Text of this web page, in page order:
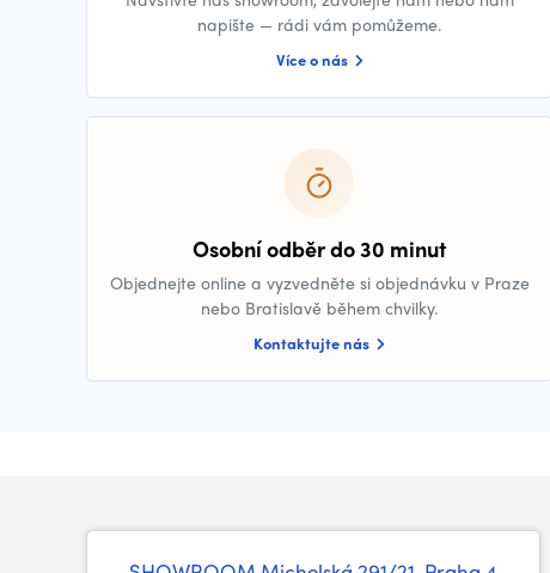
napište — rádi vám pomůžeme.
Více o nás
Osobní odběr do 30 minut
Objednejte online a vyzvedněte si objednávku v Praze
nebo Bratislavě během chvilky.
Kontaktujte nás